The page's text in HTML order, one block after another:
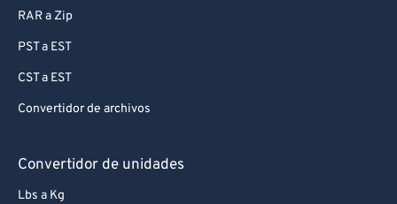
RAR a Zip
PST a EST
CST a EST
Convertidor de archivos
Convertidor de unidades
Lbs a Kg